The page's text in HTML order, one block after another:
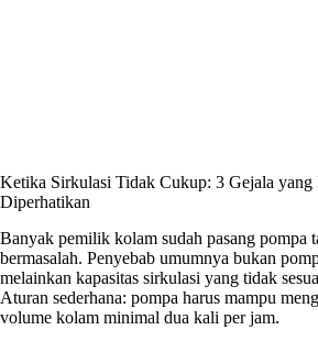
Ketika Sirkulasi Tidak Cukup: 3 Gejala yang
Diperhatikan
Banyak pemilik kolam sudah pasang pompa
bermasalah. Penyebab umumnya bukan
melainkan kapasitas sirkulasi yang tidak
Aturan sederhana: pompa harus mampu
volume kolam minimal dua kali per jam.